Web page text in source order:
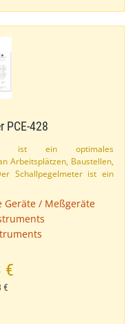
PCE-​428
ist ein optimales
Arbeitsplätzen, Baustellen,
Schallpegelmeter ist ein
Geräte / Meßgeräte
€
€